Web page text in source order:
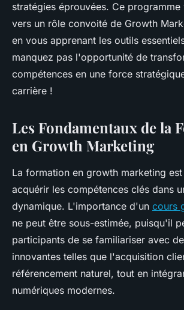
stratégies éprouvées. Ce
vers un rôle convoité de Growth
en vous apprenant les outils
manquez pas l'opportunité de
compétences en une force
carrière !
Les Fondamentaux de la
en Growth Marketing
La formation en growth marketing
acquérir les compétences clés dans
dynamique. L'importance d'un cours
ne peut être sous-estimée, puisqu'il
participants de se familiariser avec
innovantes telles que l'acquisition
référencement naturel, tout en
numériques modernes.